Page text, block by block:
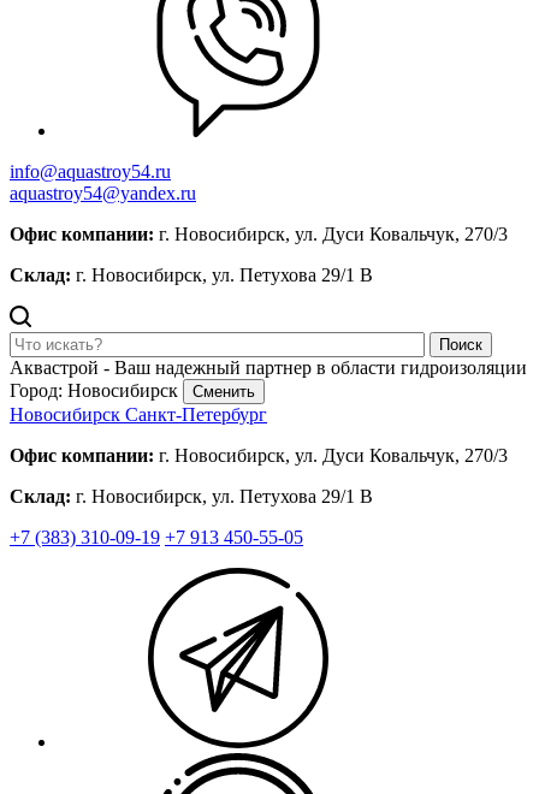
info@aquastroy54.ru
aquastroy54@yandex.ru
Офис компании: г. Новосибирск, ул. Дуси Ковальчук, 270/3
Склад: г. Новосибирск, ул. Петухова 29/1 В
Поиск
Аквастрой - Ваш надежный партнер в области гидроизоляции
Город: Новосибирск
Сменить
Новосибирск Санкт-Петербург
Офис компании: г. Новосибирск, ул. Дуси Ковальчук, 270/3
Склад: г. Новосибирск, ул. Петухова 29/1 В
+7 (383) 310-09-19 +7 913 450-55-05